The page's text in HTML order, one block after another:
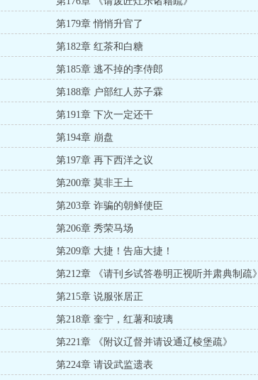
第179章 悄悄升官了
第182章 红茶和白糖
第185章 逃不掉的李侍郎
第188章 户部红人苏子霖
第191章 下次一定还干
第194章 崩盘
第197章 再下西洋之议
第200章 莫非王土
第203章 诈骗的朝鲜使臣
第206章 秀荣马场
第209章 大捷！告庙大捷！
第212章 《请刊乡试答卷明正视听并肃典制疏》
第215章 说服张居正
第218章 奎宁，红薯和玻璃
第221章 《附议辽督并请设通辽棱堡疏》
第224章 请设武监遗表